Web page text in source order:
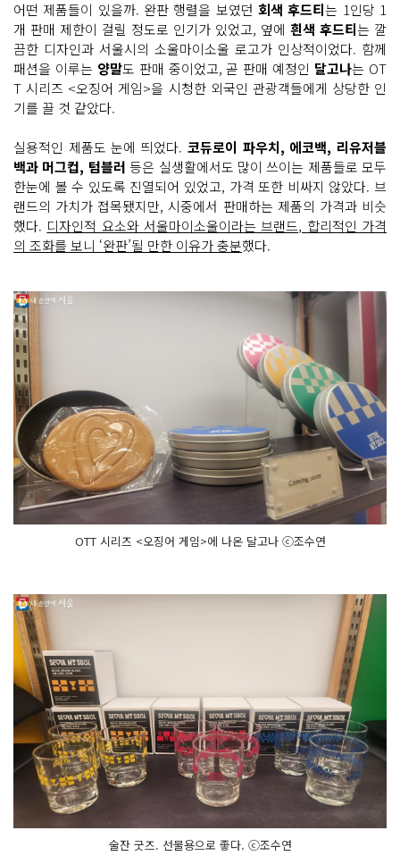
어떤 제품들이 있을까. 완판 행렬을 보였던 회색 후드티는 1인당 1
개 판매 제한이 걸릴 정도로 인기가 있었고, 옆에 흰색 후드티는 깔
끔한 디자인과 서울시의 소울마이소울 로고가 인상적이었다. 함께
패션을 이루는 양말도 판매 중이었고, 곧 판매 예정인 달고나는 OT
T 시리즈 <오징어 게임>을 시청한 외국인 관광객들에게 상당한 인
기를 끌 것 같았다.
실용적인 제품도 눈에 띄었다. 코듀로이 파우치, 에코백, 리유저블
백과 머그컵, 텀블러 등은 실생활에서도 많이 쓰이는 제품들로 모두
한눈에 볼 수 있도록 진열되어 있었고, 가격 또한 비싸지 않았다. 브
랜드의 가치가 접목됐지만, 시중에서 판매하는 제품의 가격과 비슷
했다. 디자인적 요소와 서울마이소울이라는 브랜드, 합리적인 가격
의 조화를 보니 ‘완판’될 만한 이유가 충분했다.
OTT 시리즈 <오징어 게임>에 나온 달고나 ⓒ조수연
술잔 굿즈. 선물용으로 좋다. ⓒ조수연